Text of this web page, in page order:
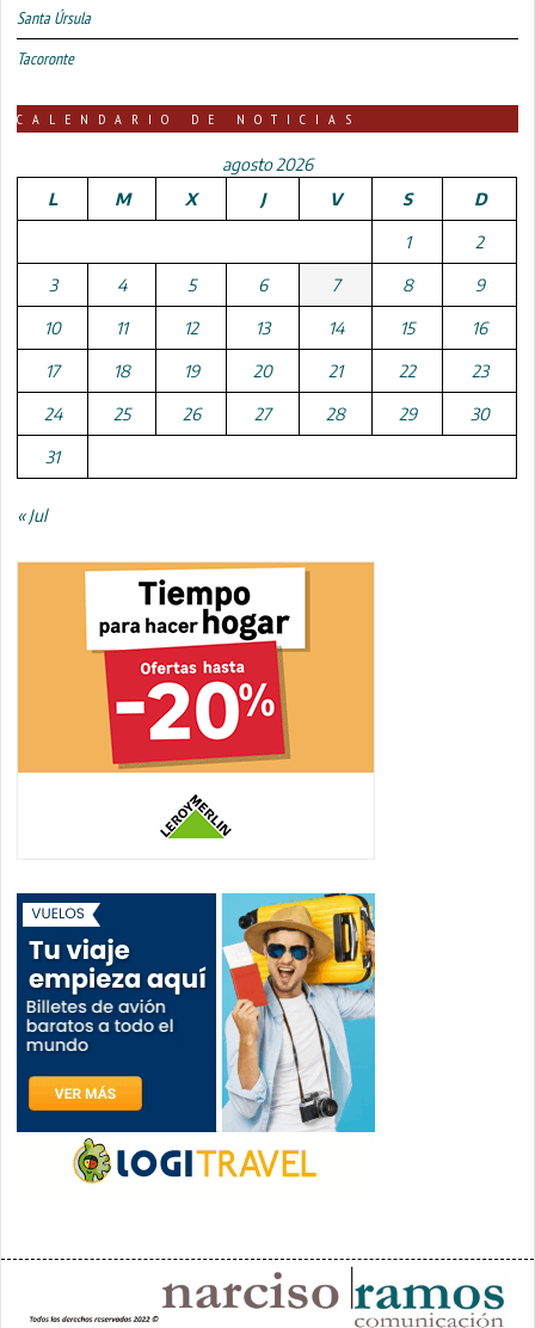
Santa Úrsula
Tacoronte
CALENDARIO DE NOTICIAS
agosto 2026
L
M X J V S D
1 2
3 4 5 6 7 8 9
10 11 12 13 14 15 16
17 18 19 20 21 22 23
24 25 26 27 28 29 30
31
« Jul